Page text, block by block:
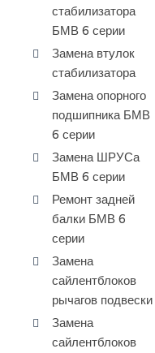
стабилизатора
БМВ 6 серии
Замена втулок
стабилизатора
Замена опорного
подшипника БМВ
6 серии
Замена ШРУСа
БМВ 6 серии
Ремонт задней
балки БМВ 6
серии
Замена
сайлентблоков
рычагов подвески
Замена
сайлентблоков